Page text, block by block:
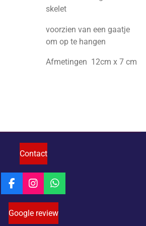
skelet
voorzien van een gaatje
om op te hangen
Afmetingen 12cm x 7 cm
Contact
F
a
e
I
n
t
W
h
t
Google review